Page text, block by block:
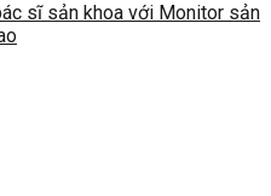
sĩ sản khoa với Monitor sản